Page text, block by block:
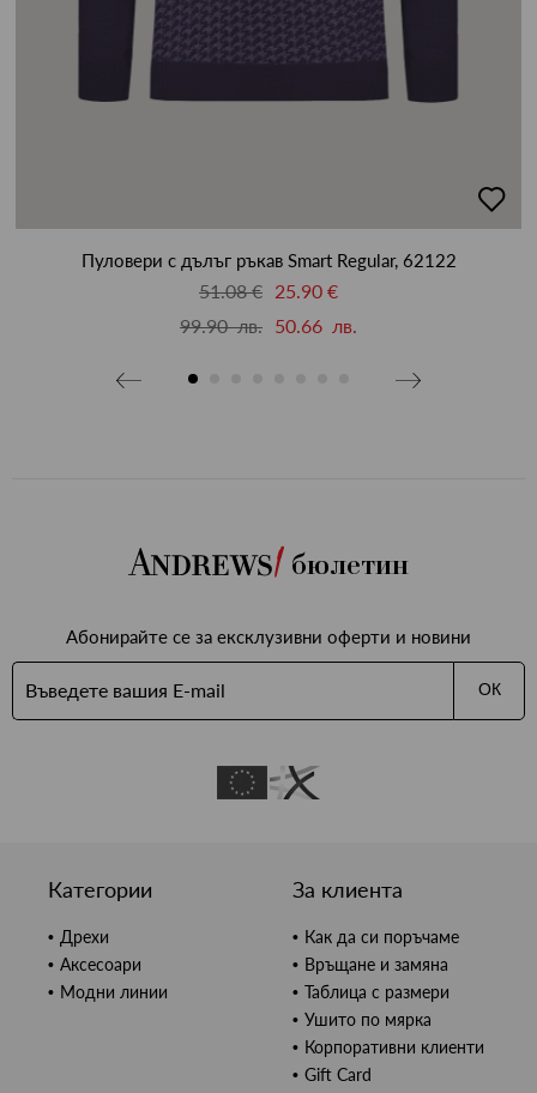
в
Пуловери с дълъг ръкав Smart Regular, 62122
51.08 € 25.90 €
99.90 лв. 50.66 лв.
бюлетин
Абонирайте се за ексклузивни оферти и новини
ОК
Категории
Дрехи
Аксесоари
Модни линии
За клиента
Как да си поръчаме
Връщане и замяна
Таблица с размери
Ушито по мярка
Корпоративни клиенти
Gift Card